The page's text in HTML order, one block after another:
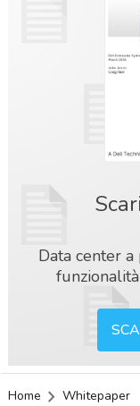
Data center
Home Whitepaper